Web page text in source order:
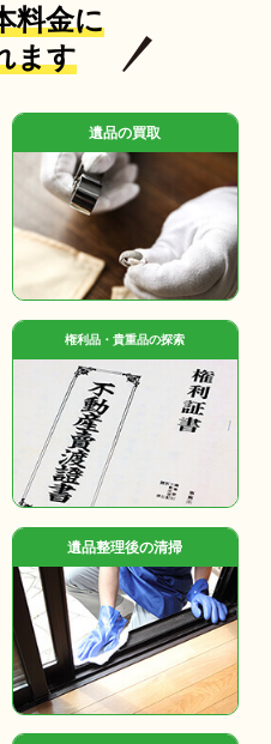
料金に
ます
遺品の買取
権利品・貴重品の探索
遺品整理後の清掃